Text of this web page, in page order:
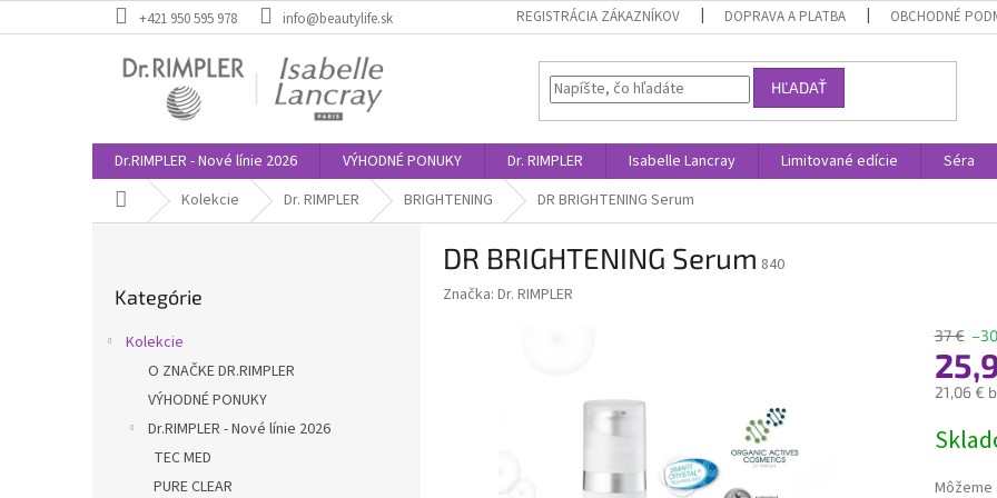
na
+421 950 595 978 info@beautylife.sk REGISTRÁCIA ZÁKAZNÍKOV DOPRAVA A PLATBA OBCHODNÉ
HĽADAŤ
Dr.RIMPLER - Nové línie 2026 VÝHODNÉ PONUKY Dr. RIMPLER Isabelle Lancray Limitované edície Séra
DomovKolekcie Dr. RIMPLER BRIGHTENING DR BRIGHTENING Serum
kategórie
Kategórie
Kolekcie
O ZNAČKE DR.RIMPLER
VÝHODNÉ PONUKY
Dr.RIMPLER - Nové línie 2026
TEC MED
PURE CLEAR
DR BRIGHTENING Serum 840
Značka: Dr. RIMPLER
37 €
21,06 €
cena: